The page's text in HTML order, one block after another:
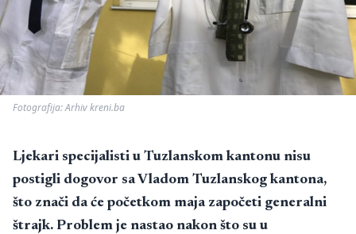
Fotografija: Arhiv kreni.ba
Ljekari specijalisti u Tuzlanskom kantonu nisu
postigli dogovor sa Vladom Tuzlanskog kantona,
što znači da će početkom maja započeti generalni
štrajk. Problem je nastao nakon što su u